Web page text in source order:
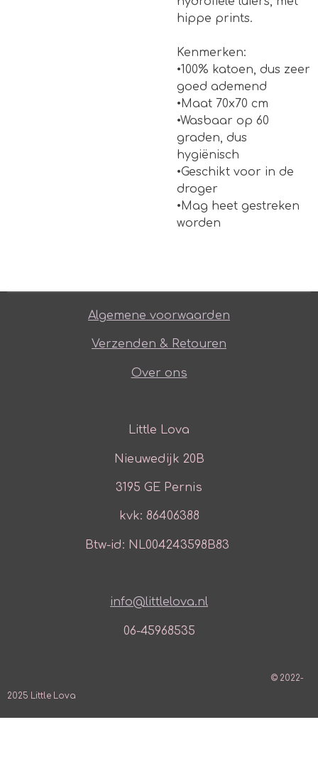
hippe prints.
Kenmerken:
•100% katoen, dus zeer
goed ademend
•Maat 70x70 cm
•Wasbaar op 60
graden, dus
hygiënisch
•Geschikt voor in de
droger
•Mag heet gestreken
worden
Algemene voorwaarden
Verzenden & Retouren
Over ons
Little Lova
Nieuwedijk 20B
3195 GE Pernis
kvk: 86406388
Btw-id: NL004243598B83
info@littlelova.nl
06-45968535
© 2022-
2025 Little Lova